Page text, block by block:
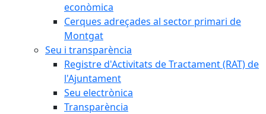
econòmica
Cerques adreçades al sector primari de
Montgat
Seu i transparència
Registre d'Activitats de Tractament (RAT) de
l'Ajuntament
Seu electrònica
Transparència